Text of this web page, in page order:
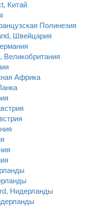
Китай
Полинезия
Швейцария
Великобритания
Африка
Нидерланды